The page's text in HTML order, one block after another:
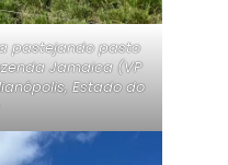
pastejando pasto
Jamaica (VP
Estado do